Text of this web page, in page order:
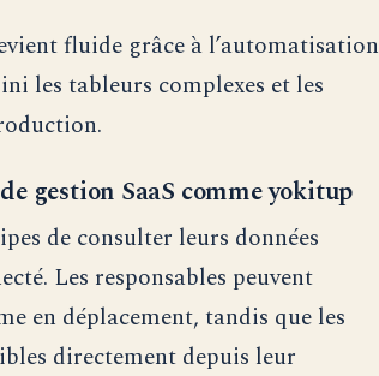
fluide grâce à l’automatisation
les tableurs complexes et les
gestion SaaS comme yokitup
de consulter leurs données
Les responsables peuvent
en déplacement, tandis que les
directement depuis leur